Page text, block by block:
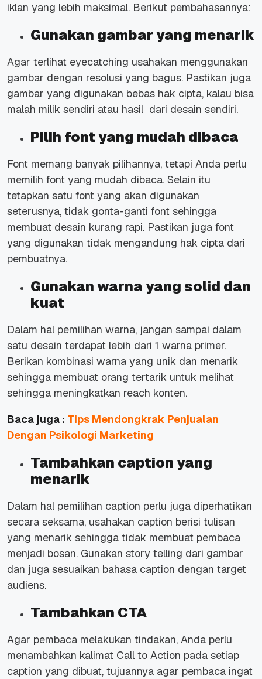
iklan yang lebih maksimal. Berikut pembahasannya:
Gunakan gambar yang menarik
Agar terlihat eyecatching usahakan menggunakan
gambar dengan resolusi yang bagus. Pastikan juga
gambar yang digunakan bebas hak cipta, kalau bisa
malah milik sendiri atau hasil dari desain sendiri.
Pilih font yang mudah dibaca
Font memang banyak pilihannya, tetapi Anda perlu
memilih font yang mudah dibaca. Selain itu
tetapkan satu font yang akan digunakan
seterusnya, tidak gonta-ganti font sehingga
membuat desain kurang rapi. Pastikan juga font
yang digunakan tidak mengandung hak cipta dari
pembuatnya.
Gunakan warna yang solid dan
kuat
Dalam hal pemilihan warna, jangan sampai dalam
satu desain terdapat lebih dari 1 warna primer.
Berikan kombinasi warna yang unik dan menarik
sehingga membuat orang tertarik untuk melihat
sehingga meningkatkan reach konten.
Baca juga : Tips Mendongkrak Penjualan
Dengan Psikologi Marketing
Tambahkan caption yang
menarik
Dalam hal pemilihan caption perlu juga diperhatikan
secara seksama, usahakan caption berisi tulisan
yang menarik sehingga tidak membuat pembaca
menjadi bosan. Gunakan story telling dari gambar
dan juga sesuaikan bahasa caption dengan target
audiens.
Tambahkan CTA
Agar pembaca melakukan tindakan, Anda perlu
menambahkan kalimat Call to Action pada setiap
caption yang dibuat, tujuannya agar pembaca ingat